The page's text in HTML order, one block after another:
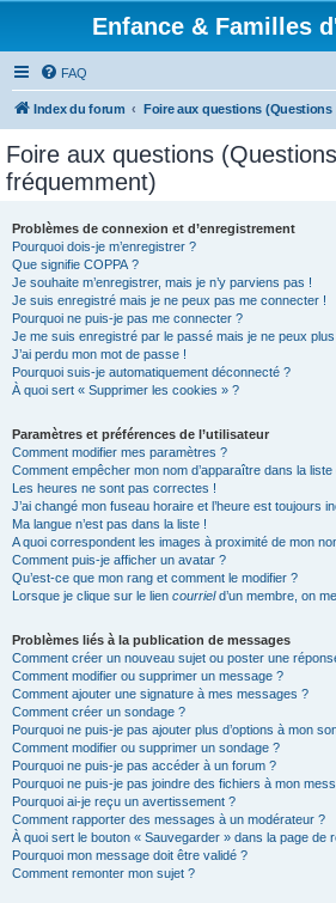
Enfance & Familles
FAQ
Index du forum Foire aux questions (Questions
Foire aux questions
fréquemment)
Problèmes de connexion et d’enregistrement
Pourquoi dois-je m’enregistrer ?
Que signifie COPPA ?
Je souhaite m’enregistrer, mais je n’y parviens pas !
Je suis enregistré mais je ne peux pas me connecter !
Pourquoi ne puis-je pas me connecter ?
Je me suis enregistré par le passé mais je ne peux
J’ai perdu mon mot de passe !
Pourquoi suis-je automatiquement déconnecté ?
À quoi sert « Supprimer les cookies » ?
Paramètres et préférences de l’utilisateur
Comment modifier mes paramètres ?
Comment empêcher mon nom d’apparaître dans la
Les heures ne sont pas correctes !
J’ai changé mon fuseau horaire et l’heure est toujours
Ma langue n’est pas dans la liste !
A quoi correspondent les images à proximité de mon
Comment puis-je afficher un avatar ?
Qu’est-ce que mon rang et comment le modifier ?
Lorsque je clique sur le lien courrield’un membre, on
Problèmes liés à la publication de messages
Comment créer un nouveau sujet ou poster une
Comment modifier ou supprimer un message ?
Comment ajouter une signature à mes messages ?
Comment créer un sondage ?
Pourquoi ne puis-je pas ajouter plus d’options à mon
Comment modifier ou supprimer un sondage ?
Pourquoi ne puis-je pas accéder à un forum ?
Pourquoi ne puis-je pas joindre des fichiers à mon
Pourquoi ai-je reçu un avertissement ?
Comment rapporter des messages à un modérateur ?
À quoi sert le bouton « Sauvegarder » dans la page de
Pourquoi mon message doit être validé ?
Comment remonter mon sujet ?